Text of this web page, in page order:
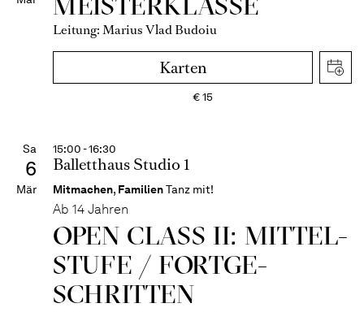
Leitung: Marius Vlad Budoiu
Karten
€15
Sa
6
Mär
15:00 - 16:30
Balletthaus Studio 1
Mitmachen, FamilienTanz mit!
Ab 14 Jahren
OPEN CLASS II: MITTEL­
STUFE / FORT­GE­
SCHRITTEN